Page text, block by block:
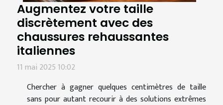
Augmentez votre taille
discrètement avec des
chaussures rehaussantes
italiennes
11 mai 2025 10:02
Chercher à gagner quelques centimètres de taille
sans pour autant recourir à des solutions extrêmes